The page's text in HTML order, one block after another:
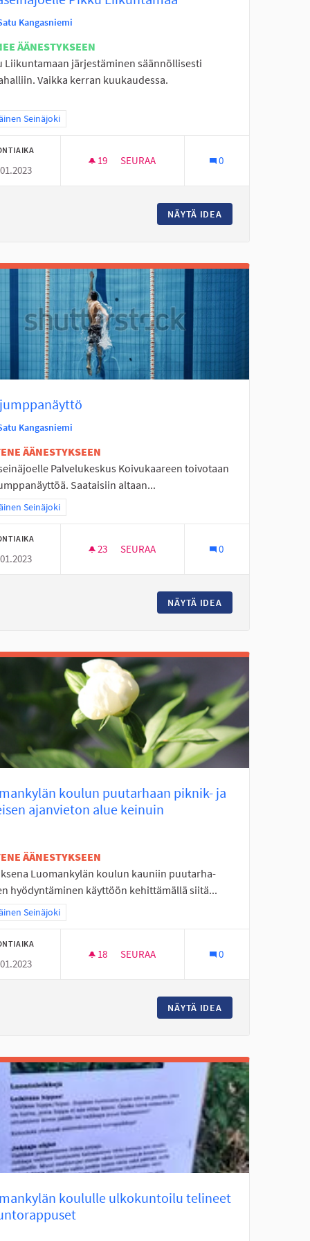
Kangasniemi
ÄÄNESTYKSEEN
Liikuntamaan järjestäminen säännöllisesti
Vaikka kerran kuukaudessa.
tulokset teeman mukaan: Eteläinen Seinäjoki
Seinäjoki
19 19 SEURAAJAA
SEURAA 0
NÄYTÄ IDEA
Kangasniemi
ÄÄNESTYKSEEN
Palvelukeskus Koivukaareen toivotaan
Saataisiin altaan...
tulokset teeman mukaan: Eteläinen Seinäjoki
Seinäjoki
23 23 SEURAAJAA
SEURAA 0
NÄYTÄ IDEA
koulun puutarhaan piknik- ja
ajanvieton alue keinuin
ÄÄNESTYKSEEN
Luomankylän koulun kauniin puutarha-
hyödyntäminen käyttöön kehittämällä siitä...
tulokset teeman mukaan: Eteläinen Seinäjoki
Seinäjoki
18 18 SEURAAJAA
SEURAA 0
NÄYTÄ IDEA
koululle ulkokuntoilu telineet